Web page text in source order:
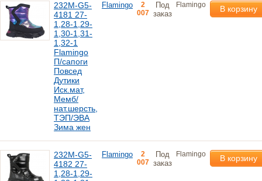
232M-G5-
4181 27-
1,28-1,29-
1,30-1,31-
1,32-1
Flamingo
П/сапоги
Повсед
Дутики
Иск.мат,
Мемб/
нат.шерсть,
ТЭП/ЭВА
Зима жен
Flamingo
2
007
Под
заказ
Flamingo В корзину
232M-G5-
4182 27-
1,28-1,29-
Flamingo
2
007
Под
заказ
Flamingo В корзину